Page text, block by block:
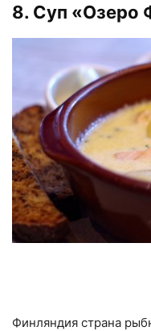
8. Суп «Озеро
Финляндия страна